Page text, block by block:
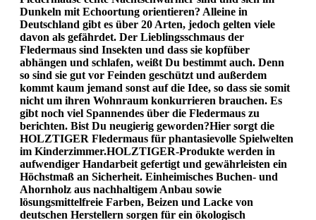
Dunkeln mit Echoortung orientieren? Alleine in
Deutschland gibt es über 20 Arten, jedoch gelten viele
davon als gefährdet. Der Lieblingsschmaus der
Fledermaus sind Insekten und dass sie kopfüber
abhängen und schlafen, weißt Du bestimmt auch. Denn
so sind sie gut vor Feinden geschützt und außerdem
kommt kaum jemand sonst auf die Idee, so dass sie somit
nicht um ihren Wohnraum konkurrieren brauchen. Es
gibt noch viel Spannendes über die Fledermaus zu
berichten. Bist Du neugierig geworden?Hier sorgt die
HOLZTIGER Fledermaus für phantasievolle Spielwelten
im Kinderzimmer.HOLZTIGER-Produkte werden in
aufwendiger Handarbeit gefertigt und gewährleisten ein
Höchstmaß an Sicherheit. Einheimisches Buchen- und
Ahornholz aus nachhaltigem Anbau sowie
lösungsmittelfreie Farben, Beizen und Lacke von
deutschen Herstellern sorgen für ein ökologisch